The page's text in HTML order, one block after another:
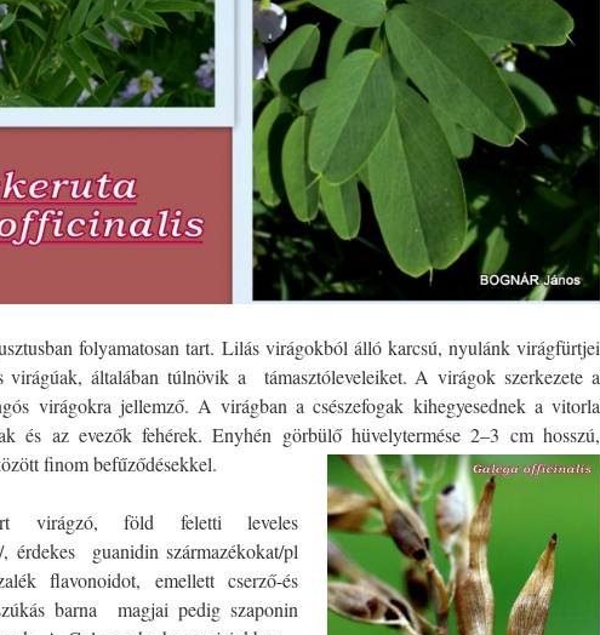
folyamatosan tart. Lilás virágokból álló karcsú, nyulánk virágfürtjei
virágúak, általában túlnövik a támasztóleveleiket. A virágok szerkezete a
virágokra jellemző. A virágban a csészefogak kihegyesednek a vitorla
és az evezők fehérek. Enyhén görbülő hüvelytermése 2–3 cm hosszú,
finom befűződésekkel.
virágzó, föld feletti leveles
, érdekes guanidin származékokat/pl
flavonoidot, emellett cserző-és
barna magjai pedig szaponin